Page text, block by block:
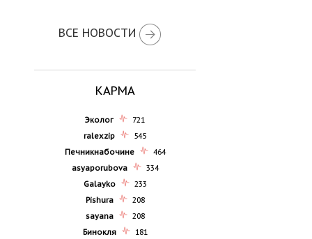
ВСЕ НОВОСТИ
КАРМА
Эколог
721
ralexzip
545
Печникнабочине
464
asyaporubova
334
Galayko
233
Pishura
208
sayana
208
Бинокля
181